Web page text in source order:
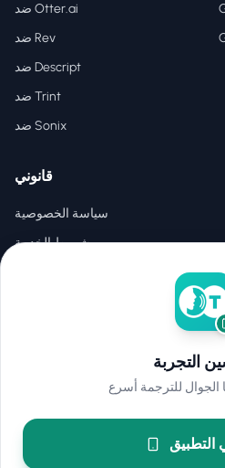
ضد Otter.ai
ضد Rev
ضد Descript
ضد Trint
ضد Sonix
قانوني
سياسة الخصوصية
شروط الخدمة
Hear2Text.
التجربة
الجوال للترجمة أسرع
التطبيق